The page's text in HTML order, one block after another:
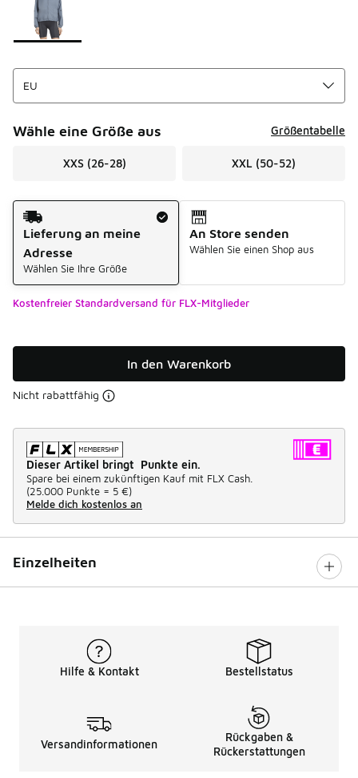
Wähle eine Größe aus Größentabelle
XXS (26-28) XXL (50-52)
Versandart
Lieferung an meine
Adresse
Wählen Sie Ihre Größe
An Store senden
Wählen Sie einen Shop aus
Kostenfreier Standardversand für FLX-Mitglieder
In den Warenkorb
Nicht rabattfähig
Dieser Artikel bringt Punkte ein.
Spare bei einem zukünftigen Kauf mit FLX Cash.
(25.000 Punkte = 5 €)
Melde dich kostenlos an
Einzelheiten
Hilfe & Kontakt Bestellstatus
Versandinformationen
Rückgaben &
Rückerstattungen